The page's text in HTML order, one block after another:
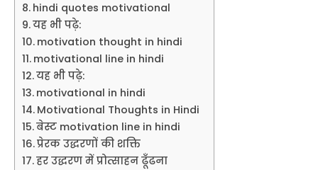
hindi quotes motivational
यह भी पढ़े:
motivation thought in hindi
motivational line in hindi
यह भी पढ़े:
motivational in hindi
Motivational Thoughts in Hindi
बेस्ट motivation line in hindi
प्रेरक उद्धरणों की शक्ति
हर उद्धरण में प्रोत्साहन ढूँढना